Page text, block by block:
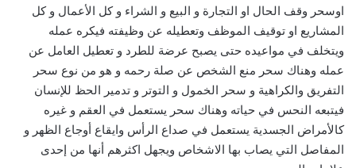
اوسحر وقف الحال او التجارة و البيع و الشراء و كل الأعمال و كل
المشاريع او توقيف الموظف وتعطيله عن وظيفته فيكره عمله
ويتخلف في مواعيده حتى يصبح عرضة للطرد و تعطيل العامل عن
عمله وهناك سحر منع الشخص عن صلة رحمه و هو من نوع سحر
التفريق والكراهية و سحر الخمول و التوتر و تدمير الحظ للإنسان
فيتبعه النحس في حياته وهناك سحر يستعمل في العقم و غيره
كالأمراض الجسدية يستعمل في صداع الرأس وايقاع أوجاع الظهر و
المفاصل التي يصاب بها الاشخاص ويجهل اكثرهم أنها من إحدى